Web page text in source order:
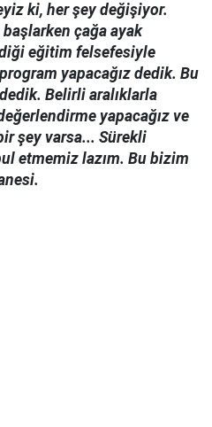
ki, her şey değişiyor.
çağa ayak
eğitim felsefesiyle
yapacağız dedik. Bu
Belirli aralıklarla
yapacağız ve
şey varsa... Sürekli
etmemiz lazım. Bu bizim